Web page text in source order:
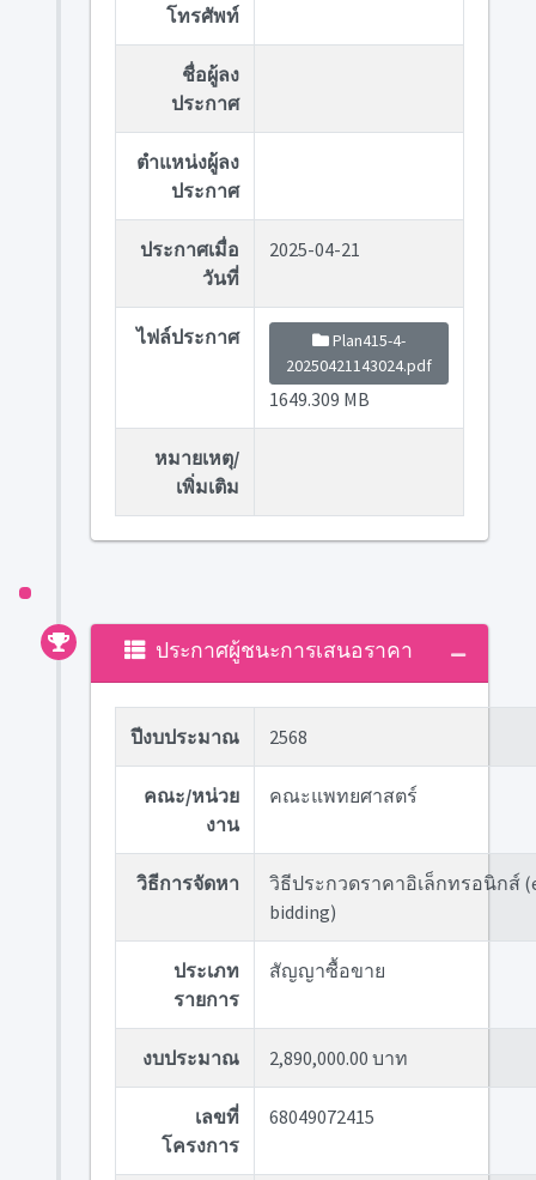
โทรศัพท์
ชื่อผู้ลง
ประกาศ
ตำแหน่งผู้ลง
ประกาศ
ประกาศเมื่อ
วันที่
2025-04-21
ไฟล์ประกาศ
Plan415-4-
20250421143024.pdf
1649.309 MB
หมายเหตุ/
เพิ่มเติม
ประกาศผู้ชนะการเสนอราคา
ปีงบประมาณ 2568
คณะ/หน่วย
งาน
คณะแพทยศาสตร์
วิธีการจัดหา
วิธีประกวดราคาอิเล็กทรอนิกส์
bidding)
ประเภท
รายการ
สัญญาซื้อขาย
งบประมาณ 2,890,000.00 บาท
เลขที่
โครงการ
68049072415